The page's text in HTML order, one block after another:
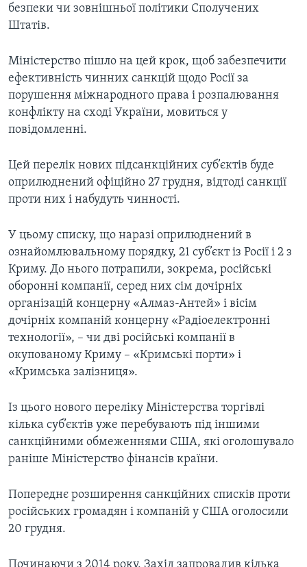
безпеки чи зовнішньої політики Сполучених
Штатів.
Міністерство пішло на цей крок, щоб забезпечити
ефективність чинних санкцій щодо Росії за
порушення міжнародного права і розпалювання
конфлікту на сході України, мовиться у
повідомленні.
Цей перелік нових підсанкційних суб’єктів буде
оприлюднений офіційно 27 грудня, відтоді санкції
проти них і набудуть чинності.
У цьому списку, що наразі оприлюднений в
ознайомлювальному порядку, 21 суб’єкт із Росії і 2 з
Криму. До нього потрапили, зокрема, російські
оборонні компанії, серед них сім дочірніх
організацій концерну «Алмаз-Антей» і вісім
дочірніх компаній концерну «Радіоелектронні
технології», – чи дві російські компанії в
окупованому Криму – «Кримські порти» і
«Кримська залізниця».
Із цього нового переліку Міністерства торгівлі
кілька суб’єктів уже перебувають під іншими
санкційними обмеженнями США, які оголошувало
раніше Міністерство фінансів країни.
Попереднє розширення санкційних списків проти
російських громадян і компаній у США оголосили
20 грудня.